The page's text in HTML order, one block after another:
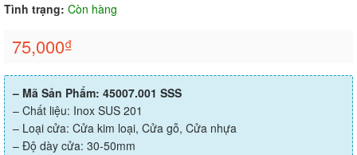
Tình trạng: Còn hàng
75,000₫
– Mã Sản Phẩm: 45007.001 SSS
– Chất liệu: Inox SUS 201
– Loại cửa: Cửa kim loại, Cửa gỗ, Cửa nhựa
– Độ dày cửa: 30-50mm